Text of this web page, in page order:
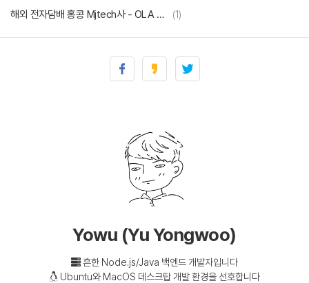
해외 전자담배 홍콩 Mjtech사 - OLA X Kit 리뷰
(1)
방학의 끝에서 속초와 영랑호 리조트 (0)
필립스 피델리오(Philips Fidelio) S2 개봉 & 사용기
(0)
Yowu (Yu Yongwoo)
흔한 Node.js/Java 백엔드 개발자입니다
Ubuntu와 MacOS 데스크탑 개발 환경을 선호합니다